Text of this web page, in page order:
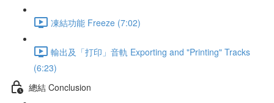
凍結功能 Freeze (7:02)
輸出及「打印」音軌 Exporting and "Printing" Tracks
(6:23)
總結 Conclusion